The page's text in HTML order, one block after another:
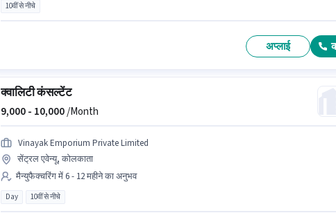
10वीं से नीचे
अप्लाई
क्वालिटी कंसल्टेंट
9,000 - 10,000/Month
Vinayak Emporium Private Limited
सेंट्रल एवेन्यू, कोलकाता
मैन्युफैक्चरिंग में 6 - 12 महीने का अनुभव
Day 10वीं से नीचे